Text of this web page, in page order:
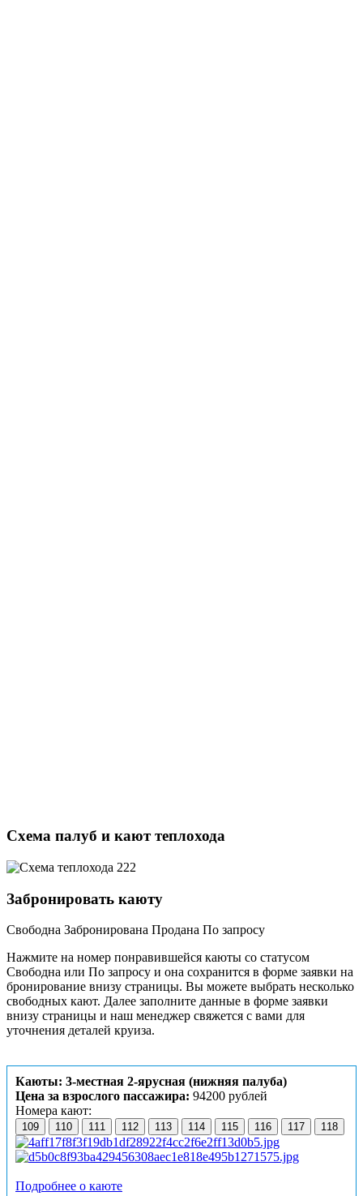
Схема палуб и кают теплохода
Забронировать каюту
Свободна Забронирована Продана По запросу
Нажмите на номер понравившейся каюты со статусом
Свободна или По запросу и она сохранится в форме заявки на
бронирование внизу страницы. Вы можете выбрать несколько
свободных кают. Далее заполните данные в форме заявки
внизу страницы и наш менеджер свяжется с вами для
уточнения деталей круиза.
Каюты: 3-местная 2-ярусная (нижняя палуба)
Цена за взрослого пассажира: 94200 рублей
Номера кают:
109 110 111 112 113 114 115 116 117 118
Подробнее о каюте